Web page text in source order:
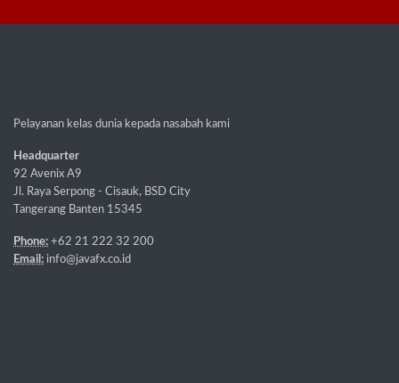
Pelayanan kelas dunia kepada nasabah kami
Headquarter
92 Avenix A9
Jl. Raya Serpong - Cisauk, BSD City
Tangerang Banten 15345
Phone: +62 21 222 32 200
Email: info@javafx.co.id